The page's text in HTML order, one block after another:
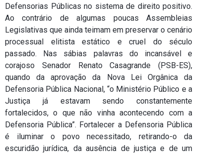
Defensorias Públicas no sistema de direito positivo.
Ao contrário de algumas poucas Assembleias
Legislativas que ainda teimam em preservar o cenário
processual elitista estático e cruel do século
passado. Nas sábias palavras do incansável e
corajoso Senador Renato Casagrande (PSB-ES),
quando da aprovação da Nova Lei Orgânica da
Defensoria Pública Nacional, “o Ministério Público e a
Justiça já estavam sendo constantemente
fortalecidos, o que não vinha acontecendo com a
Defensoria Pública”. Fortalecer a Defensoria Pública
é iluminar o povo necessitado, retirando-o da
escuridão jurídica, da ausência de justiça e de um